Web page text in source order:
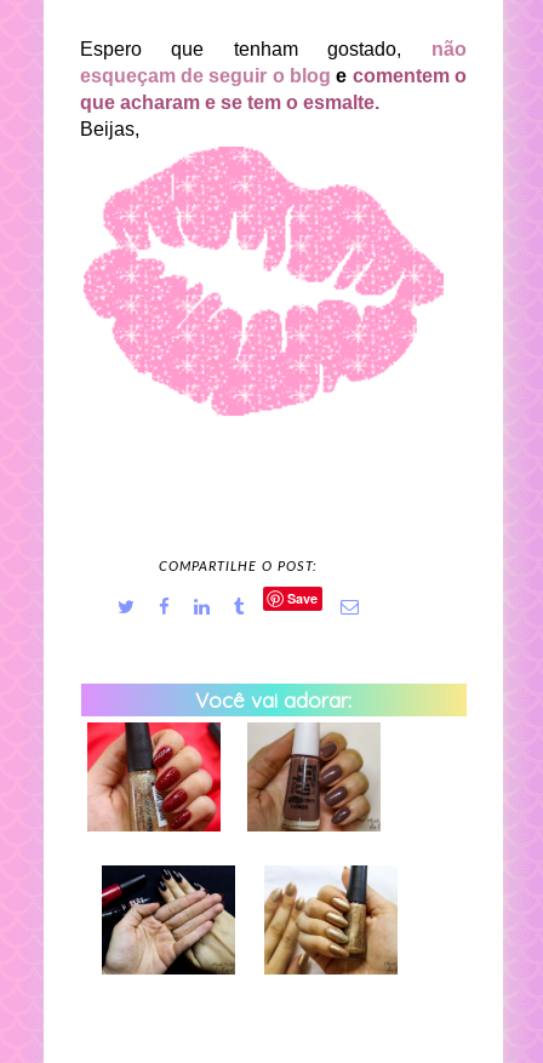
Espero que tenham gostado, não
esqueçam de seguir o blog e comentem o
que acharam e se tem o esmalte.
Beijas,
COMPARTILHE O POST:
Save
Você vai adorar: